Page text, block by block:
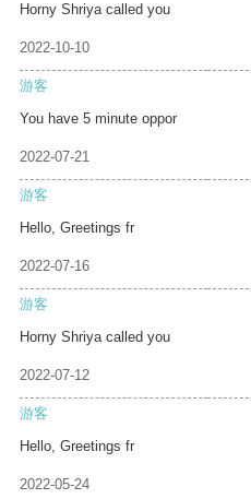
Horny Shriya called you
2022-10-10
游客
You have 5 minute oppor
2022-07-21
游客
Hello, Greetings fr
2022-07-16
游客
Horny Shriya called you
2022-07-12
游客
Hello, Greetings fr
2022-05-24